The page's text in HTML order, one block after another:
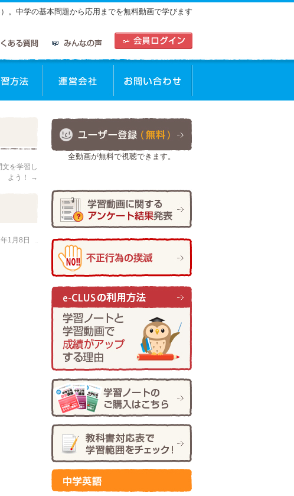
。中学の基本問題から応用までを無料動画で学びます
動画を使った学習方法運営会社 お問合せ
文を学習し
よう！
→
1月8日
全動画が無料で視聴できます。